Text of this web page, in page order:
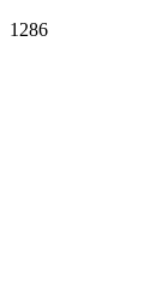
1286